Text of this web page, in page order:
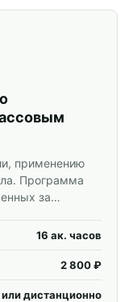
применению
Программа
за
и
16 ак. часов
2 800 ₽
дистанционно